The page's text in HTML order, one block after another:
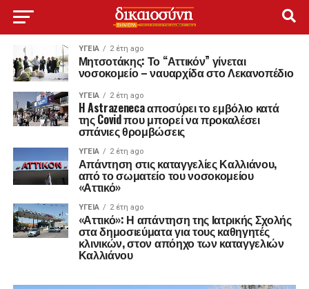
ΥΓΕΊΑ 2 έτη ago
Μητσοτάκης: Το “Αττικόν” γίνεται
νοσοκομείο – ναυαρχίδα στο Λεκανοπέδιο
ΥΓΕΊΑ 2 έτη ago
H Astrazeneca αποσύρει το εμβόλιο κατά
της Covid που μπορεί να προκαλέσει
σπάνιες θρομβώσεις
ΥΓΕΊΑ 2 έτη ago
Απάντηση στις καταγγελίες Καλλιάνου,
από το σωματείο του νοσοκομείου
«Αττικό»
ΥΓΕΊΑ 2 έτη ago
«Αττικό»: Η απάντηση της Ιατρικής Σχολής
στα δημοσιεύματα για τους καθηγητές
κλινικών, στον απόηχο των καταγγελιών
Καλλιάνου